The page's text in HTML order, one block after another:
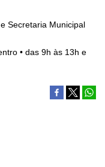
Secretaria Municipal
• das 9h às 13h e